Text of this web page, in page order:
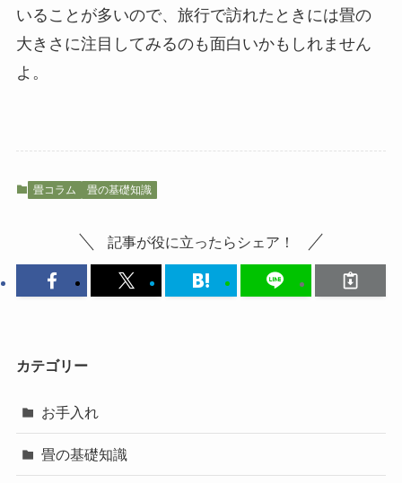
いることが多いので、旅行で訪れたときには畳の
大きさに注目してみるのも面白いかもしれません
よ。
畳コラム 畳の基礎知識
記事が役に立ったらシェア！
カテゴリー
お手入れ
畳の基礎知識